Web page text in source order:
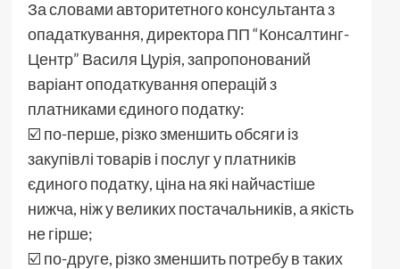
За словами авторитетного консультанта з
опадаткування, директора ПП “Консалтинг-
Центр” Василя Цурія, запропонований
варіант оподаткування операцій з
платниками єдиного податку:
☑️ по-перше, різко зменшить обсяги із
закупівлі товарів і послуг у платників
єдиного податку, ціна на які найчастіше
нижча, ніж у великих постачальників, а якість
не гірше;
☑️ по-друге, різко зменшить потребу в таких